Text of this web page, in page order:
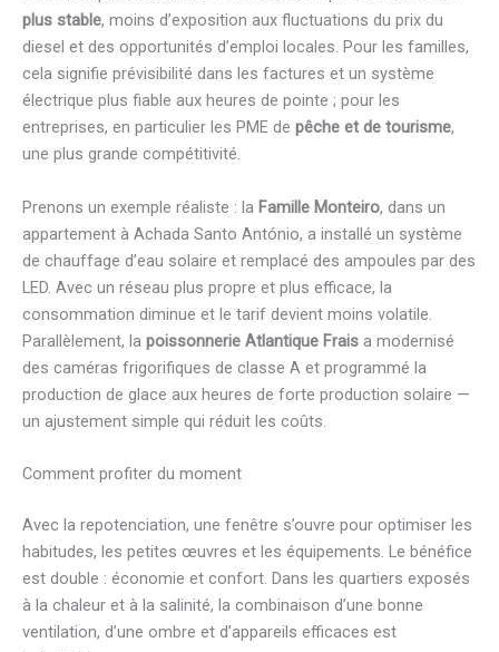
plus stable, moins d’exposition aux fluctuations du prix du
diesel et des opportunités d’emploi locales. Pour les familles,
cela signifie prévisibilité dans les factures et un système
électrique plus fiable aux heures de pointe ; pour les
entreprises, en particulier les PME de pêche et de tourisme,
une plus grande compétitivité.
Prenons un exemple réaliste : la Famille Monteiro, dans un
appartement à Achada Santo António, a installé un système
de chauffage d’eau solaire et remplacé des ampoules par des
LED. Avec un réseau plus propre et plus efficace, la
consommation diminue et le tarif devient moins volatile.
Parallèlement, la poissonnerie Atlantique Frais a modernisé
des caméras frigorifiques de classe A et programmé la
production de glace aux heures de forte production solaire —
un ajustement simple qui réduit les coûts.
Comment profiter du moment
Avec la repotenciation, une fenêtre s’ouvre pour optimiser les
habitudes, les petites œuvres et les équipements. Le bénéfice
est double : économie et confort. Dans les quartiers exposés
à la chaleur et à la salinité, la combinaison d’une bonne
ventilation, d’une ombre et d’appareils efficaces est